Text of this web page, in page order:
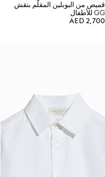
قميص من البوبلين المقلّم بنقش
GG للأطفال
AED 2,700